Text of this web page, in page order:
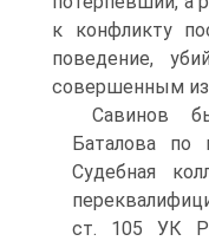
к конфликту
поведение,
совершенным из
Савинов
Баталова
Судебная
ст. 105 УК